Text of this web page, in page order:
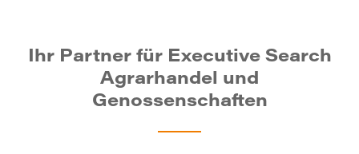
Ihr Partner für Executive Search
Agrarhandel und
Genossenschaften